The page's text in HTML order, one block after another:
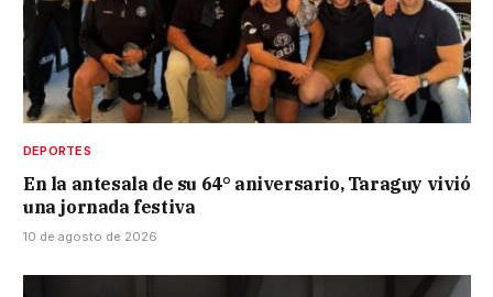
DEPORTES
En la antesala de su 64° aniversario, Taraguy vivió
una jornada festiva
10 de agosto de 2026